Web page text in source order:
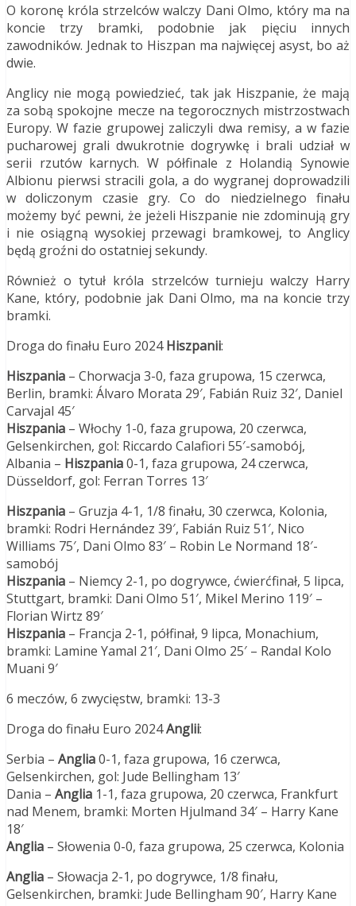
O koronę króla strzelców walczy Dani Olmo, który ma na
koncie trzy bramki, podobnie jak pięciu innych
zawodników. Jednak to Hiszpan ma najwięcej asyst, bo aż
dwie.
Anglicy nie mogą powiedzieć, tak jak Hiszpanie, że mają
za sobą spokojne mecze na tegorocznych mistrzostwach
Europy. W fazie grupowej zaliczyli dwa remisy, a w fazie
pucharowej grali dwukrotnie dogrywkę i brali udział w
serii rzutów karnych. W półfinale z Holandią Synowie
Albionu pierwsi stracili gola, a do wygranej doprowadzili
w doliczonym czasie gry. Co do niedzielnego finału
możemy być pewni, że jeżeli Hiszpanie nie zdominują gry
i nie osiągną wysokiej przewagi bramkowej, to Anglicy
będą groźni do ostatniej sekundy.
Również o tytuł króla strzelców turnieju walczy Harry
Kane, który, podobnie jak Dani Olmo, ma na koncie trzy
bramki.
Droga do finału Euro 2024Hiszpanii:
Hiszpania – Chorwacja 3-0, faza grupowa, 15 czerwca,
Berlin, bramki: Álvaro Morata 29′, Fabián Ruiz 32′, Daniel
Carvajal 45′
Hiszpania – Włochy 1-0, faza grupowa, 20 czerwca,
Gelsenkirchen, gol: Riccardo Calafiori 55′-samobój,
Albania – Hiszpania0-1, faza grupowa, 24 czerwca,
Düsseldorf, gol: Ferran Torres 13′
Hiszpania – Gruzja 4-1, 1/8 finału, 30 czerwca, Kolonia,
bramki: Rodri Hernández 39′, Fabián Ruiz 51′, Nico
Williams 75′, Dani Olmo 83′ – Robin Le Normand 18′-
samobój
Hiszpania – Niemcy 2-1, po dogrywce, ćwierćfinał, 5 lipca,
Stuttgart, bramki: Dani Olmo 51′, Mikel Merino 119′ –
Florian Wirtz 89′
Hiszpania – Francja 2-1, półfinał, 9 lipca, Monachium,
bramki: Lamine Yamal 21′, Dani Olmo 25′ – Randal Kolo
Muani 9′
6 meczów, 6 zwycięstw, bramki: 13-3
Droga do finału Euro 2024Anglii:
Serbia – Anglia0-1, faza grupowa, 16 czerwca,
Gelsenkirchen, gol: Jude Bellingham 13′
Dania – Anglia 1-1, faza grupowa, 20 czerwca, Frankfurt
nad Menem, bramki: Morten Hjulmand 34′ – Harry Kane
18′
Anglia – Słowenia 0-0, faza grupowa, 25 czerwca, Kolonia
Anglia – Słowacja 2-1, po dogrywce, 1/8 finału,
Gelsenkirchen, bramki: Jude Bellingham 90′, Harry Kane